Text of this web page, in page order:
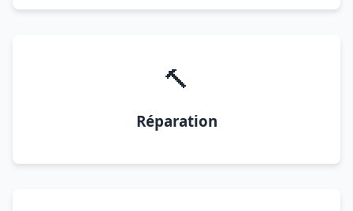
🔨
Réparation